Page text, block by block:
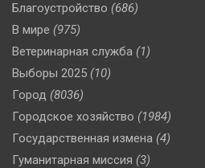
Благоустройство (686)
В мире (975)
Ветеринарная служба (1)
Выборы 2025 (10)
Город (8036)
Городское хозяйство (1984)
Государственная измена (4)
Гуманитарная миссия (3)